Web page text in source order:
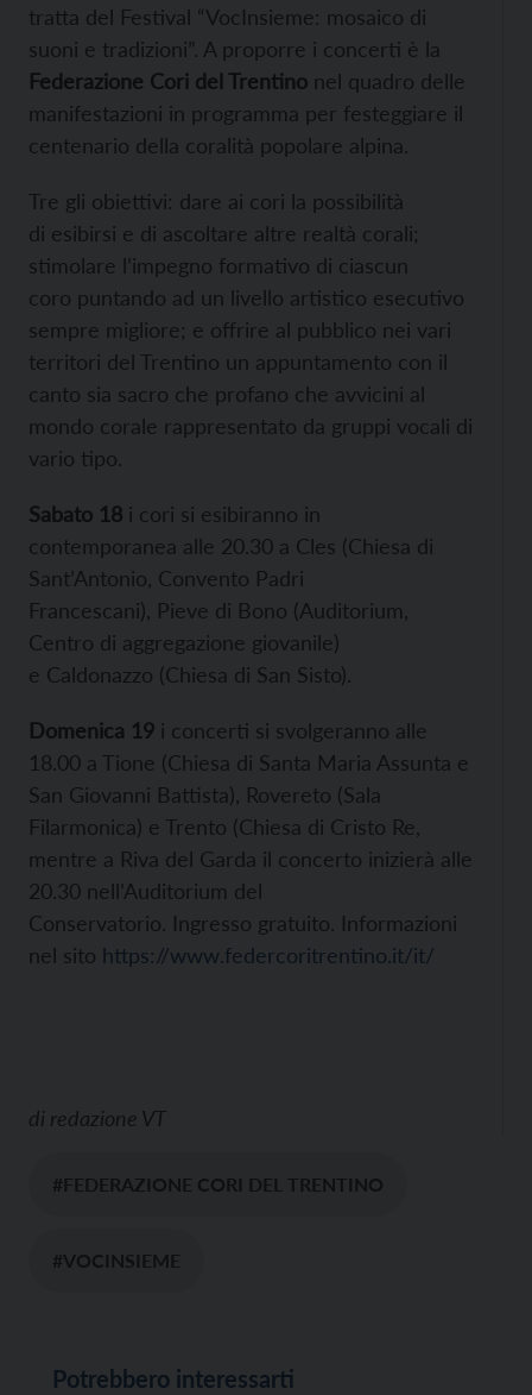
tratta del Festival “VocInsieme: mosaico di
suoni e tradizioni”. A proporre i concerti è la
Federazione Cori del Trentino nel quadro delle
manifestazioni in programma per festeggiare il
centenario della coralità popolare alpina.
Tre gli obiettivi: dare ai cori la possibilità
di esibirsi e di ascoltare altre realtà corali;
stimolare l’impegno formativo di ciascun
coro puntando ad un livello artistico esecutivo
sempre migliore; e offrire al pubblico nei vari
territori del Trentino un appuntamento con il
canto sia sacro che profano che avvicini al
mondo corale rappresentato da gruppi vocali di
vario tipo.
Sabato 18 i cori si esibiranno in
contemporanea alle 20.30 a Cles (Chiesa di
Sant’Antonio, Convento Padri
Francescani), Pieve di Bono (Auditorium,
Centro di aggregazione giovanile)
e Caldonazzo (Chiesa di San Sisto).
Domenica 19 i concerti si svolgeranno alle
18.00 a Tione (Chiesa di Santa Maria Assunta e
San Giovanni Battista), Rovereto (Sala
Filarmonica) e Trento (Chiesa di Cristo Re,
mentre a Riva del Garda il concerto inizierà alle
20.30 nell’Auditorium del
Conservatorio. Ingresso gratuito. Informazioni
nel sito https://www.federcoritrentino.it/it/
di redazione VT
#FEDERAZIONE CORI DEL TRENTINO
#VOCINSIEME
Potrebbero interessarti